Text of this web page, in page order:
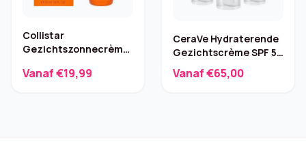
Collistar
Gezichtszonnecrème
Vanaf €19,99
CeraVe Hydraterende
Gezichtscrème SPF 50
Vanaf €65,00